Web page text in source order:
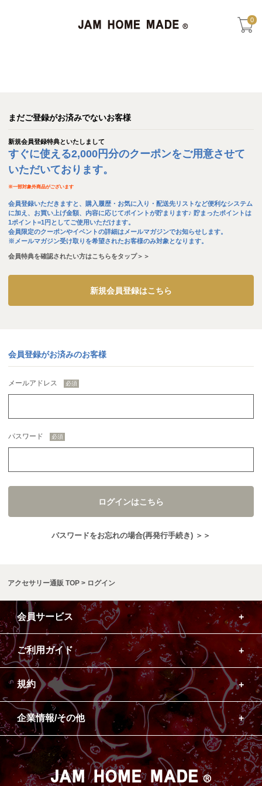
0
まだご登録がお済みでないお客様
新規会員登録特典といたしまして
すぐに使える2,000円分のクーポンをご用意させて
いただいております。
※一部対象外商品がございます
会員登録いただきますと、購入履歴・お気に入り・配送先リストなど便利なシステム
に加え、お買い上げ金額、内容に応じてポイントが貯まります♪ 貯まったポイントは
1ポイント=1円としてご使用いただけます。
会員限定のクーポンやイベントの詳細はメールマガジンでお知らせします。
※メールマガジン受け取りを希望されたお客様のみ対象となります。
会員特典を確認されたい方はこちらをタップ＞＞
新規会員登録はこちら
会員登録がお済みのお客様
メールアドレス
パスワード
ログインはこちら
パスワードをお忘れの場合(再発行手続き) ＞＞
アクセサリー通販 TOP ログイン
会員サービス
ご利用ガイド
規約
企業情報/その他